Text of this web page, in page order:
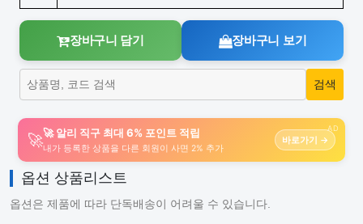
장바구니 담기 장바구니 보기
AD
🚀🚀 알리 직구 최대 6% 포인트 적립
내가 등록한 상품을 다른 회원이 사면 2% 추가
바로가기 →
옵션 상품리스트
옵션은 제품에 따라 단독배송이 어려울 수 있습니다.